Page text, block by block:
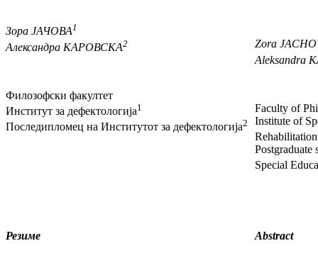
Зора ЈАЧОВА1
Александра КАРОВСКА2
Филозофски факултет
Институт за дефектологија1
Последипломец на Институтот за дефектологија2
Zora
Aleksandra
Faculty of
Institute of
Rehabilitation
Postgraduate
Special
Резиме Abstract